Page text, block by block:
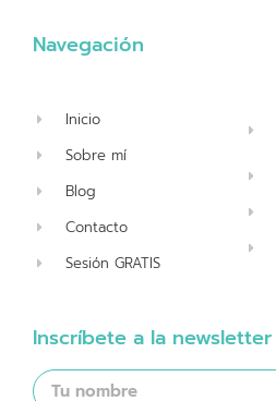
Navegación
Inicio
Sobre mí
Blog
Contacto
Sesión GRATIS
Inscríbete a la newsletter